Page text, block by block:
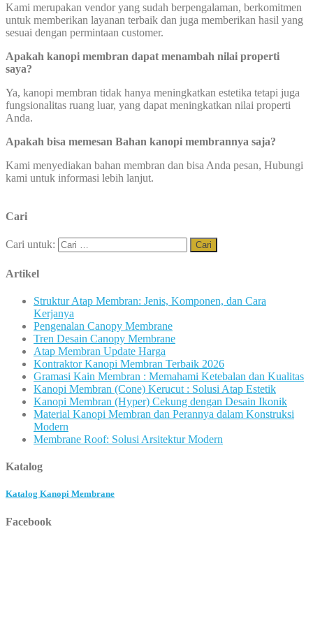
Kami merupakan vendor yang sudah berpengalaman, berkomitmen
untuk memberikan layanan terbaik dan juga memberikan hasil yang
sesuai dengan permintaan customer.
Apakah kanopi membran dapat menambah nilai properti
saya?
Ya, kanopi membran tidak hanya meningkatkan estetika tetapi juga
fungsionalitas ruang luar, yang dapat meningkatkan nilai properti
Anda.
Apakah bisa memesan Bahan kanopi membrannya saja?
Kami menyediakan bahan membran dan bisa Anda pesan, Hubungi
kami untuk informasi lebih lanjut.
Cari
Cari untuk:
Artikel
Struktur Atap Membran: Jenis, Komponen, dan Cara
Kerjanya
Pengenalan Canopy Membrane
Tren Desain Canopy Membrane
Atap Membran Update Harga
Kontraktor Kanopi Membran Terbaik 2026
Gramasi Kain Membran : Memahami Ketebalan dan Kualitas
Kanopi Membran (Cone) Kerucut : Solusi Atap Estetik
Kanopi Membran (Hyper) Cekung dengan Desain Ikonik
Material Kanopi Membran dan Perannya dalam Konstruksi
Modern
Membrane Roof: Solusi Arsitektur Modern
Katalog
Katalog Kanopi Membrane
Facebook